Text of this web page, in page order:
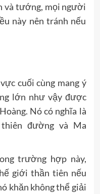
và tướng, mọi người
này nên tránh nếu
cuối cùng mang ý
lớn như vậy được
Nó có nghĩa là
đường và Ma
trường hợp này,
giới thần tiên nếu
khăn không thể giải